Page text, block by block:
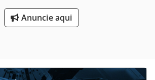
Anuncie aqui